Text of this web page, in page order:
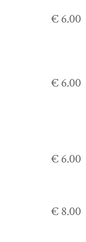
€ 6.00
€ 6.00
€ 6.00
€ 8.00